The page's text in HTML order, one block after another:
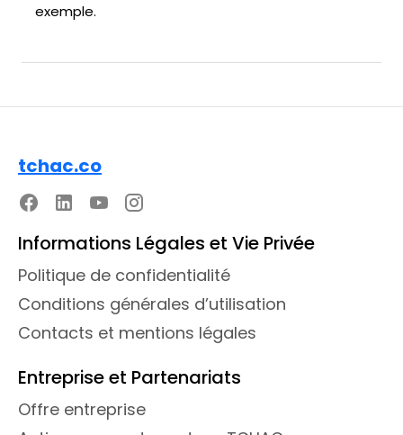
exemple.
tchac.co
Informations Légales et Vie Privée
Politique de confidentialité
Conditions générales d’utilisation
Contacts et mentions légales
Entreprise et Partenariats
Offre entreprise